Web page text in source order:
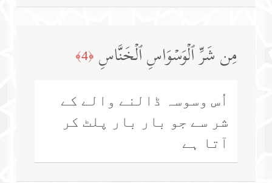
مِن شَرِّ ٱلۡوَسۡوَاسِ ٱلۡخَنَّاسِ ﴿4﴾
اُس وسوسہ ڈالنے والے کے
شر سے جو بار بار پلٹ کر
آتا ہے